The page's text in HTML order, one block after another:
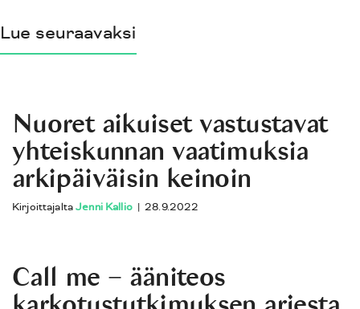
Lue seuraavaksi
Nuoret aikuiset vastustavat
yhteiskunnan vaatimuksia
arkipäiväisin keinoin
KirjoittajaltaJenni Kallio | 28.9.2022
Call me − ääniteos